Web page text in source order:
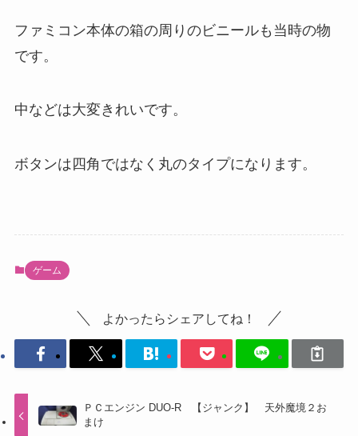
ファミコン本体の箱の周りのビニールも当時の物
です。
中などは大変きれいです。
ボタンは四角ではなく丸のタイプになります。
ゲーム
よかったらシェアしてね！
ＰＣエンジン DUO-R 【ジャンク】 天外魔境２お
まけ